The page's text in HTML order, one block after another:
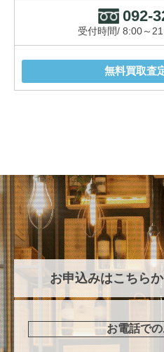
092-
受付時間/ 8:00～
無料買取査
お申込みはこちら
お電話で